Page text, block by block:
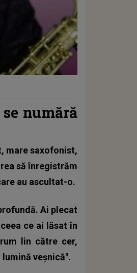
numără
mare saxofonist,
să înregistrăm
au ascultat-o.
Ai plecat
ce ai lăsat în
lin către cer,
veșnică".